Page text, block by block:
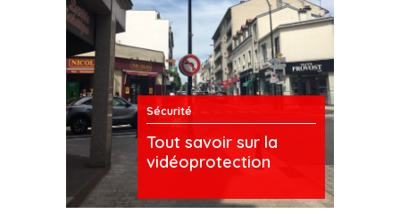
Sécurité
Tout savoir sur la
vidéoprotection